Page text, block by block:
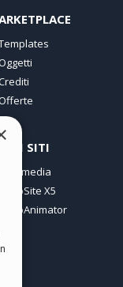
SITI
Incomedia
WebSite X5
WebAnimator